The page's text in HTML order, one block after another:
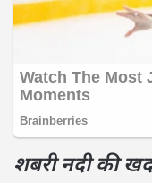
शबरी नदी की